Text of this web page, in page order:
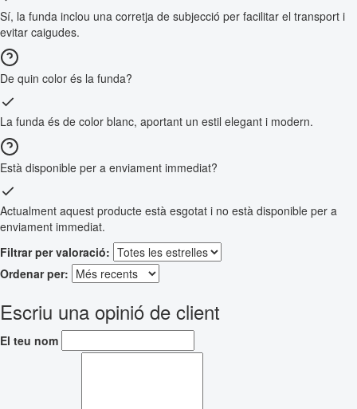
Sí, la funda inclou una corretja de subjecció per facilitar el transport i
evitar caigudes.
De quin color és la funda?
La funda és de color blanc, aportant un estil elegant i modern.
Està disponible per a enviament immediat?
Actualment aquest producte està esgotat i no està disponible per a
enviament immediat.
Filtrar per valoració:
Ordenar per:
Escriu una opinió de client
El teu nom